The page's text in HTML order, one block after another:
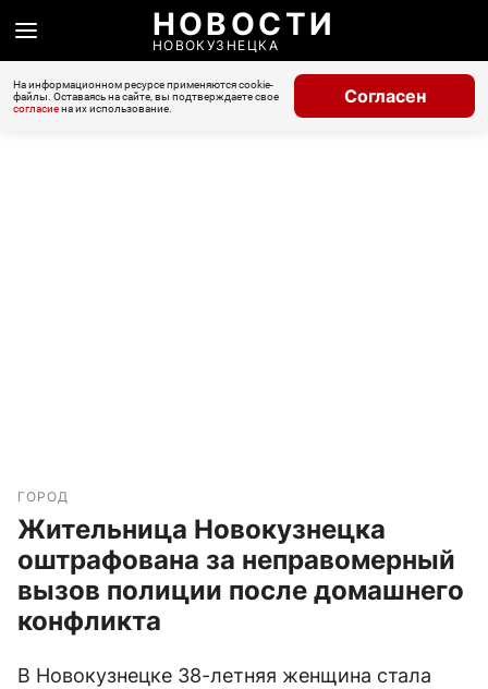
НОВОСТИ
НОВОКУЗНЕЦКА
На информационном ресурсе применяются cookie-
файлы. Оставаясь на сайте, вы подтверждаете свое
согласиена их использование.
Согласен
ГОРОД
Жительница Новокузнецка
оштрафована за неправомерный
вызов полиции после домашнего
конфликта
В Новокузнецке 38-летняя женщина стала